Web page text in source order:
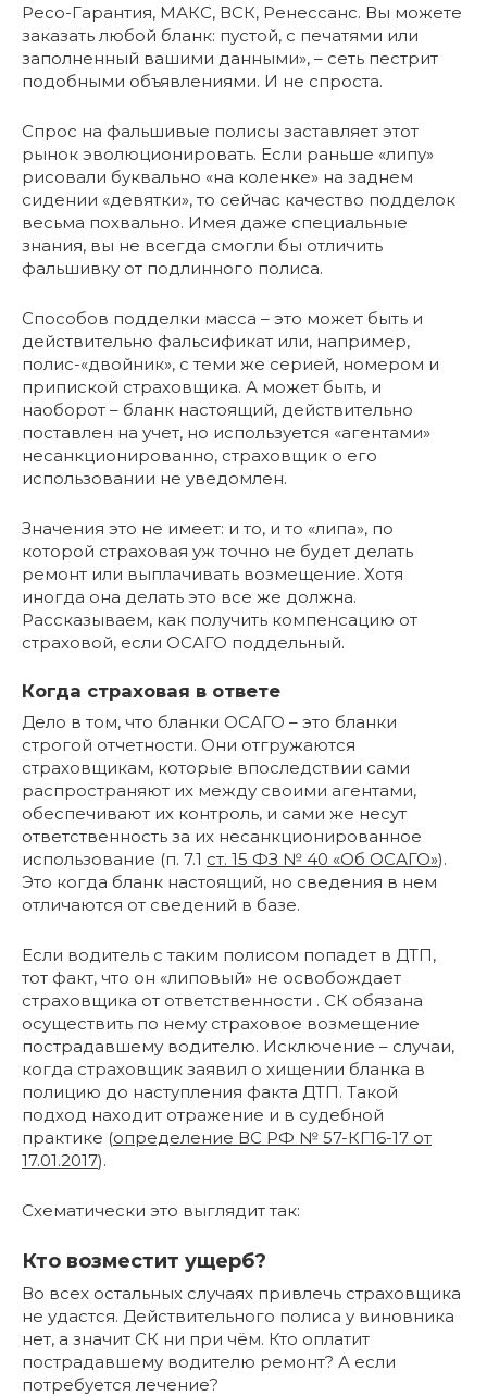
Ресо-Гарантия, МАКС, ВСК, Ренессанс. Вы можете
заказать любой бланк: пустой, с печатями или
заполненный вашими данными», – сеть пестрит
подобными объявлениями. И не спроста.
Спрос на фальшивые полисы заставляет этот
рынок эволюционировать. Если раньше «липу»
рисовали буквально «на коленке» на заднем
сидении «девятки», то сейчас качество подделок
весьма похвально. Имея даже специальные
знания, вы не всегда смогли бы отличить
фальшивку от подлинного полиса.
Способов подделки масса – это может быть и
действительно фальсификат или, например,
полис-«двойник», с теми же серией, номером и
припиской страховщика. А может быть, и
наоборот – бланк настоящий, действительно
поставлен на учет, но используется «агентами»
несанкционированно, страховщик о его
использовании не уведомлен.
Значения это не имеет: и то, и то «липа», по
которой страховая уж точно не будет делать
ремонт или выплачивать возмещение. Хотя
иногда она делать это все же должна.
Рассказываем, как получить компенсацию от
страховой, если ОСАГО поддельный.
Когда страховая в ответе
Дело в том, что бланки ОСАГО – это бланки
строгой отчетности. Они отгружаются
страховщикам, которые впоследствии сами
распространяют их между своими агентами,
обеспечивают их контроль, и сами же несут
ответственность за их несанкционированное
использование (п. 7.1 ст. 15 ФЗ № 40 «Об ОСАГО»).
Это когда бланк настоящий, но сведения в нем
отличаются от сведений в базе.
Если водитель с таким полисом попадет в ДТП,
тот факт, что он «липовый» не освобождает
страховщика от ответственности . СК обязана
осуществить по нему страховое возмещение
пострадавшему водителю. Исключение – случаи,
когда страховщик заявил о хищении бланка в
полицию до наступления факта ДТП. Такой
подход находит отражение и в судебной
практике (определение ВС РФ № 57-КГ16-17 от
17.01.2017).
Схематически это выглядит так:
Кто возместит ущерб?
Во всех остальных случаях привлечь страховщика
не удастся. Действительного полиса у виновника
нет, а значит СК ни при чём. Кто оплатит
пострадавшему водителю ремонт? А если
потребуется лечение?